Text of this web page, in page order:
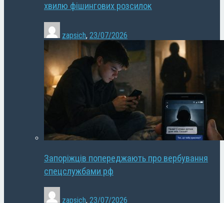
хвилю фішингових розсилок
zapsich, 23/07/2026
Запоріжців попереджають про вербування
спецслужбами рф
zapsich, 23/07/2026